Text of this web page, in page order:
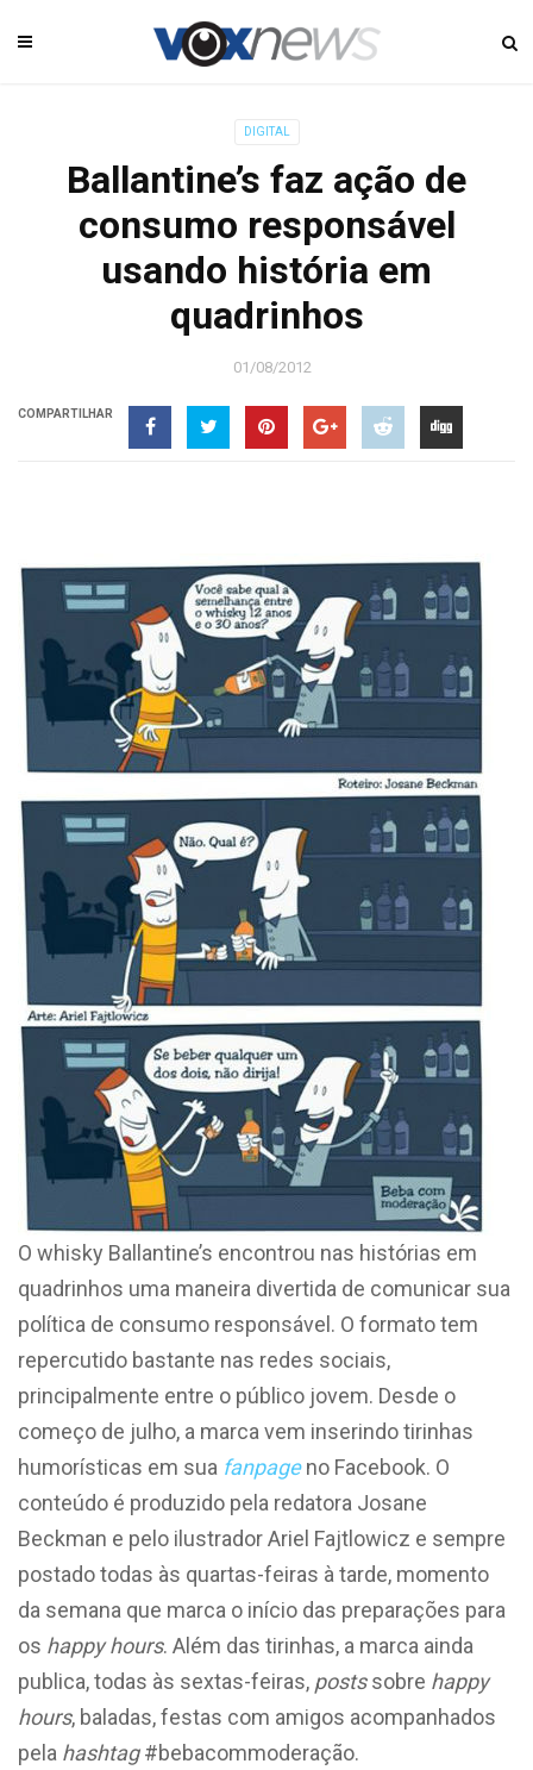
DIGITAL
Ballantine’s faz ação de
consumo responsável
usando história em
quadrinhos
01/08/2012
COMPARTILHAR
O whisky Ballantine’s encontrou nas histórias em
quadrinhos uma maneira divertida de comunicar sua
política de consumo responsável. O formato tem
repercutido bastante nas redes sociais,
principalmente entre o público jovem. Desde o
começo de julho, a marca vem inserindo tirinhas
humorísticas em sua fanpageno Facebook. O
conteúdo é produzido pela redatora Josane
Beckman e pelo ilustrador Ariel Fajtlowicz e sempre
postado todas às quartas-feiras à tarde, momento
da semana que marca o início das preparações para
os happy hours. Além das tirinhas, a marca ainda
publica, todas às sextas-feiras, postssobre happy
hours, baladas, festas com amigos acompanhados
pela hashtag#bebacommoderação.